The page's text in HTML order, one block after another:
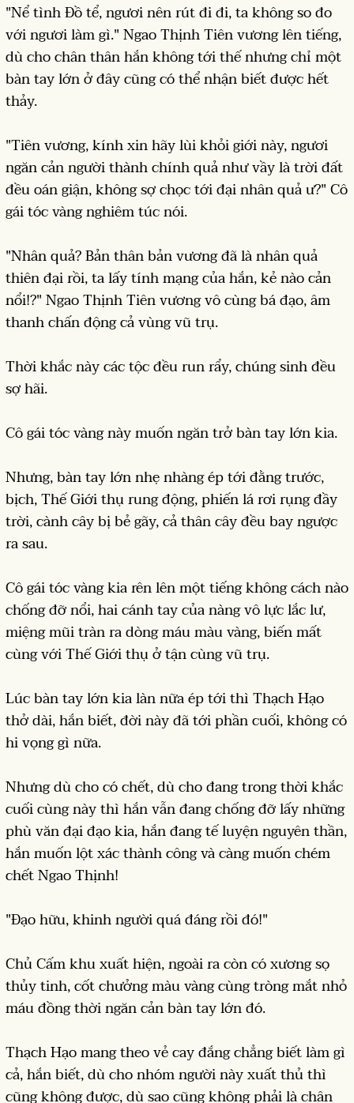
"Nể tình Đồ tể, ngươi nên rút đi đi, ta không so đo
với ngươi làm gì." Ngao Thịnh Tiên vương lên tiếng,
dù cho chân thân hắn không tới thế nhưng chỉ một
bàn tay lớn ở đây cũng có thể nhận biết được hết
thảy.
"Tiên vương, kính xin hãy lùi khỏi giới này, ngươi
ngăn cản người thành chính quả như vầy là trời đất
đều oán giận, không sợ chọc tới đại nhân quả ư?" Cô
gái tóc vàng nghiêm túc nói.
"Nhân quả? Bản thân bản vương đã là nhân quả
thiên đại rồi, ta lấy tính mạng của hắn, kẻ nào cản
nổi!?" Ngao Thịnh Tiên vương vô cùng bá đạo, âm
thanh chấn động cả vùng vũ trụ.
Thời khắc này các tộc đều run rẩy, chúng sinh đều
sợ hãi.
Cô gái tóc vàng này muốn ngăn trở bàn tay lớn kia.
Nhưng, bàn tay lớn nhẹ nhàng ép tới đằng trước,
bịch, Thế Giới thụ rung động, phiến lá rơi rụng đầy
trời, cành cây bị bẻ gãy, cả thân cây đều bay ngược
ra sau.
Cô gái tóc vàng kia rên lên một tiếng không cách nào
chống đỡ nổi, hai cánh tay của nàng vô lực lắc lư,
miệng mũi tràn ra dòng máu màu vàng, biến mất
cùng với Thế Giới thụ ở tận cùng vũ trụ.
Lúc bàn tay lớn kia làn nữa ép tới thì Thạch Hạo
thở dài, hắn biết, đời này đã tới phần cuối, không có
hi vọng gì nữa.
Nhưng dù cho có chết, dù cho đang trong thời khắc
cuối cùng này thì hắn vẫn đang chống đỡ lấy những
phù văn đại đạo kia, hắn đang tế luyện nguyên thần,
hắn muốn lột xác thành công và càng muốn chém
chết Ngao Thịnh!
"Đạo hữu, khinh người quá đáng rồi đó!"
Chủ Cấm khu xuất hiện, ngoài ra còn có xương sọ
thủy tinh, cốt chưởng màu vàng cùng tròng mắt nhỏ
máu đồng thời ngăn cản bàn tay lớn đó.
Thạch Hạo mang theo vẻ cay đắng chẳng biết làm gì
cả, hắn biết, dù cho nhóm người này xuất thủ thì
cũng không được, dù sao cũng không phải là chân